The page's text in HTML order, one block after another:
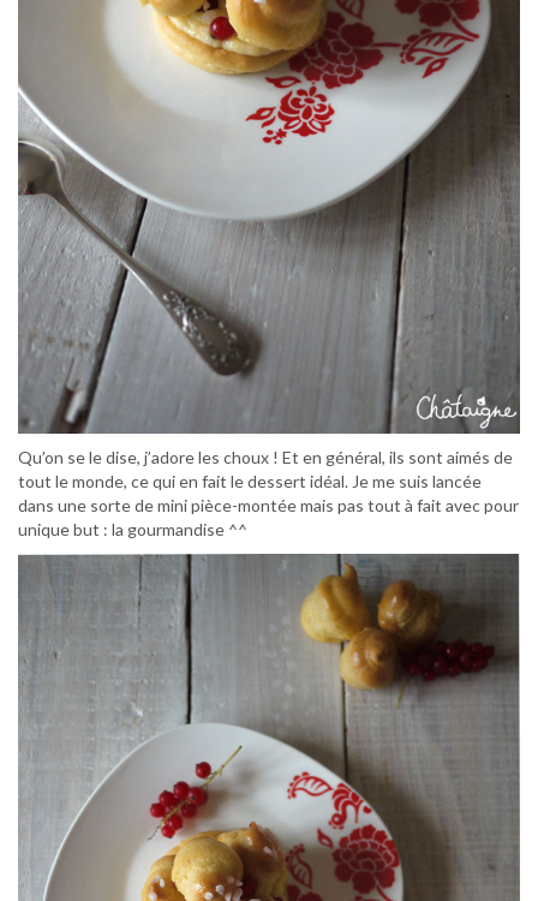
Qu’on se le dise, j’adore les choux ! Et en général, ils sont aimés de
tout le monde, ce qui en fait le dessert idéal. Je me suis lancée
dans une sorte de mini pièce-montée mais pas tout à fait avec pour
unique but : la gourmandise ^^